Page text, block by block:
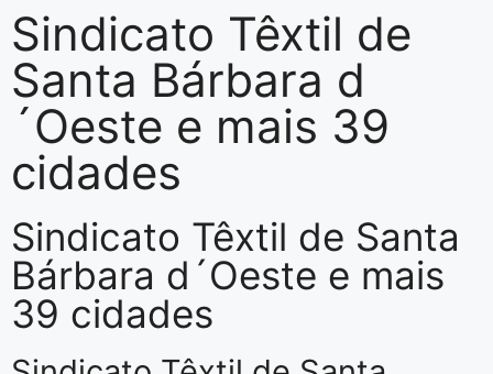
Sindicato Têxtil de
Santa Bárbara d
´Oeste e mais 39
cidades
Sindicato Têxtil de Santa
Bárbara d´Oeste e mais
39 cidades